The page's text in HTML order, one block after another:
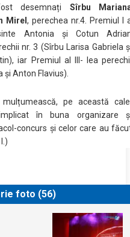
desemnați Sîrbu
Mirel , perechea nr.4. Premiul I
Antonia și Cotun
nr. 3 (Sîrbu Larisa Gabriela
iar Premiul al III- lea
și Anton Flavius).
pe această
în buna organizare
concurs și celor care au
foto (56)